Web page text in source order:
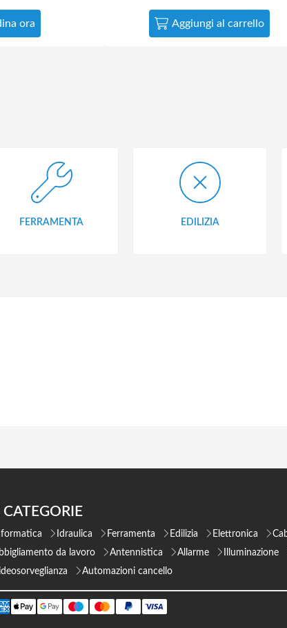
ora Aggiungi al carrello
FERRAMENTA EDILIZIA
CATEGORIE
Idraulica Ferramenta Edilizia Elettronica
da lavoro
Antennistica Allarme Illuminazione
Automazioni cancello